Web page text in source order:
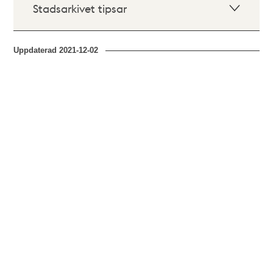
Stadsarkivet tipsar
Uppdaterad2021-12-02